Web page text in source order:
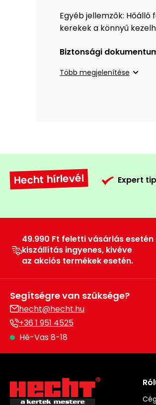
Egyéb jellemzők:
kerekek a könnyű
Biztonsági
Több megjelenítése
Hecht hírlevél Expert
49.990 Ft feletti vásárlás esetén
kiszállítás ingyenes, kivéve
az akciós termékek esetén.
Segítségre van szüksége?
hecht@hecht.hu
+36 1 951 4525
Hé-Vas 8-18